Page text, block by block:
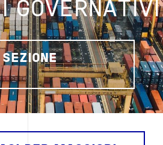
GOVERNATIVI